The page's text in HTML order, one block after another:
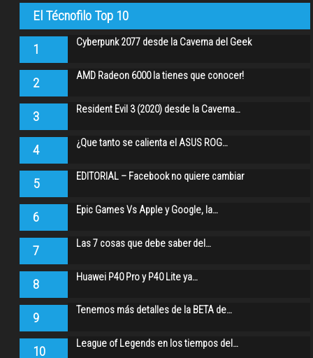
El Técnofilo Top 10
1 Cyberpunk 2077 desde la Caverna del Geek
2 AMD Radeon 6000 la tienes que conocer!
3 Resident Evil 3 (2020) desde la Caverna…
4 ¿Que tanto se calienta el ASUS ROG…
5 EDITORIAL – Facebook no quiere cambiar
6 Epic Games Vs Apple y Google, la…
7 Las 7 cosas que debe saber del…
8 Huawei P40 Pro y P40 Lite ya…
9 Tenemos más detalles de la BETA de…
10 League of Legends en los tiempos del…